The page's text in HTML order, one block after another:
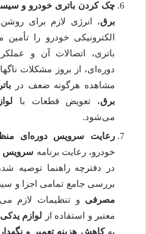
چک کردن باتری خودرو و
برق، انرژی لازم برای
الکترونیکی خودرو را
باتری، اتصالات آن و
دوره‌ای، از بروز مشکلات
مشاهده هرگونه ضعف در
برق، تعویض قطعات با
می‌شود.
رعایت سرویس دوره‌ای
خودرو، رعایت برنامه سرویس
در دفترچه راهنما توصیه
بررسی جامع تمامی اجزا و
مصرفی و تنظیمات لازم
معتبر و استفاده از لوازم
بهکاهش هزینه تعمیر و